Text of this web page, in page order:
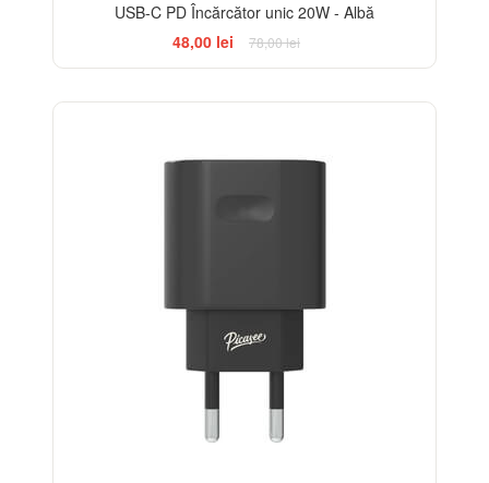
USB-C PD Încărcător unic 20W - Albă
48,00 lei
78,00 lei